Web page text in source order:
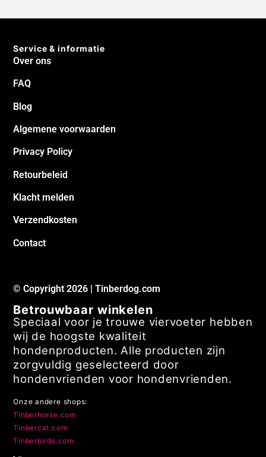
Service & informatie
Over ons
FAQ
Blog
Algemene voorwaarden
Privacy Policy
Retourbeleid
Klacht melden
Verzendkosten
Contact
© Copyright 2026 | Tinberdog.com
Betrouwbaar winkelen
Speciaal voor je trouwe viervoeter hebben
wij de hoogste kwaliteit
hondenproducten. Alle producten zijn
zorgvuldig geselecteerd door
hondenvrienden voor hondenvrienden.
Onze andere shops:
Tinberhorse.com
Tinbercat.com
Tinberbirds.com